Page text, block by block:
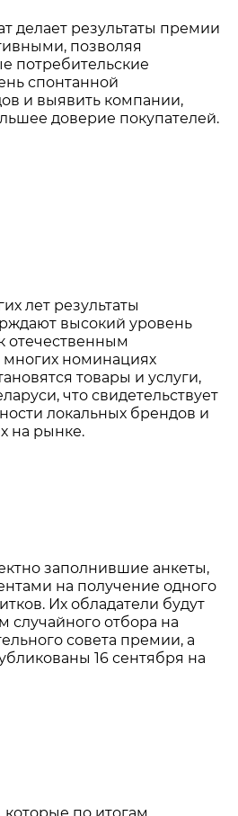
доверяете и готовы
АиФ
делает результаты премии
позволяя
потребительские
спонтанной
и выявить компании,